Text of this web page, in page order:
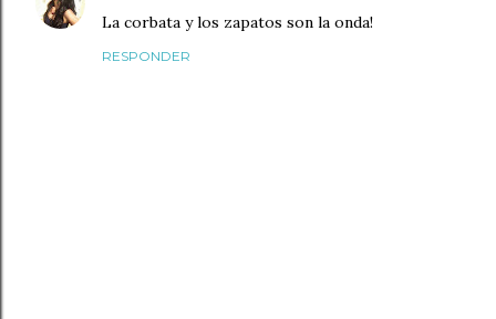
La corbata y los zapatos son la onda!
RESPONDER